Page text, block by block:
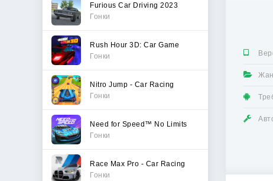
Furious Car Driving 2023
Гонки
Rush Hour 3D: Car Game
Гонки
Nitro Jump - Car Racing
Гонки
Need for Speed™ No Limits
Гонки
Race Max Pro - Car Racing
Гонки